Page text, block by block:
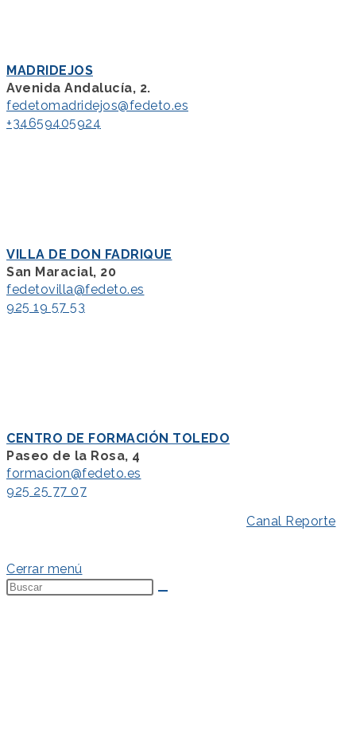
MADRIDEJOS
Avenida Andalucía, 2.
fedetomadridejos@fedeto.es
+34659405924
VILLA DE DON FADRIQUE
San Maracial, 20
fedetovilla@fedeto.es
925 19 57 53
CENTRO DE FORMACIÓN TOLEDO
Paseo de la Rosa, 4
formacion@fedeto.es
925 25 77 07
Canal Reporte
Cerrar menú